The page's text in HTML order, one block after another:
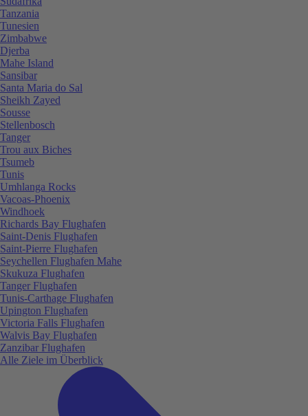
Tanzania
Tunesien
Zimbabwe
Djerba
Mahe Island
Sansibar
Santa Maria do Sal
Sheikh Zayed
Sousse
Stellenbosch
Tanger
Trou aux Biches
Tsumeb
Tunis
Umhlanga Rocks
Vacoas-Phoenix
Windhoek
Richards Bay Flughafen
Saint-Denis Flughafen
Saint-Pierre Flughafen
Seychellen Flughafen Mahe
Skukuza Flughafen
Tanger Flughafen
Tunis-Carthage Flughafen
Upington Flughafen
Victoria Falls Flughafen
Walvis Bay Flughafen
Zanzibar Flughafen
Alle Ziele im Überblick